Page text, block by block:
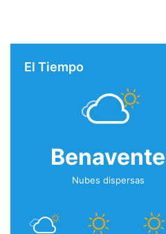
El Tiempo
Benavente
Nubes dispersas